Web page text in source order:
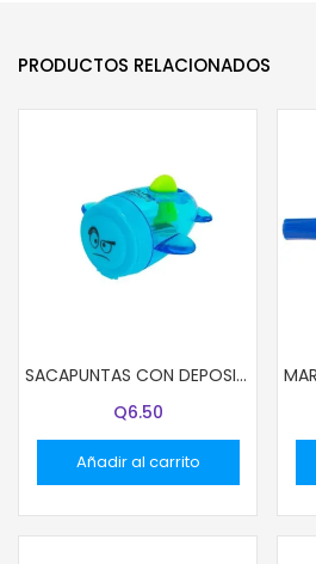
PRODUCTOS RELACIONADOS
SACAPUNTAS CON DEPOSITO Y-PLUS MINO
Q6.50
Añadir al carrito